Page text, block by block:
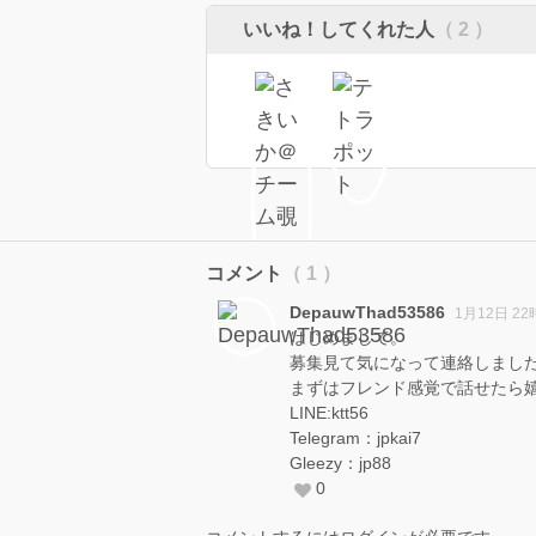
いいね！してくれた人 （ 2 ）
コメント （ 1 ）
DepauwThad53586 1月12日 22
はじめまして。
募集見て気になって連絡しました
まずはフレンド感覚で話せたら
LINE:ktt56
Telegram：jpkai7
Gleezy：jp88
0